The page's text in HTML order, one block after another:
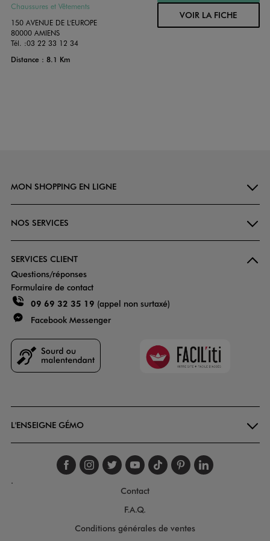
Chaussures et Vêtements
150 AVENUE DE L'EUROPE
80000 AMIENS
Tél. :03 22 33 12 34
Distance : 8.1 Km
VOIR LA FICHE
MON SHOPPING EN LIGNE
NOS SERVICES
SERVICES CLIENT
Questions/réponses
Formulaire de contact
09 69 32 35 19 (appel non surtaxé)
Facebook Messenger
Faciliti
L'ENSEIGNE GÉMO
Suivez-nous sur
Suivez-nous sur
Suivez-nous sur
Suivez-nous
Suivez-nous
Suivez-
.
Contact
F.A.Q.
Conditions générales de ventes